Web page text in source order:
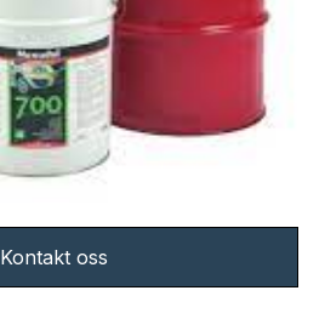
Kontakt oss